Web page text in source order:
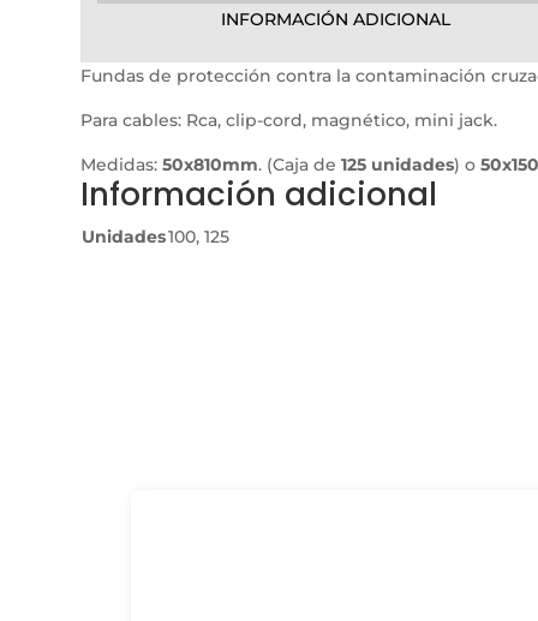
INFORMACIÓN ADICIONAL
Fundas de protección contra la contaminación
Para cables: Rca, clip-cord, magnético, mini jack.
Medidas:50x810mm. (Caja de125 unidades) o
Información adicional
Unidades100, 125